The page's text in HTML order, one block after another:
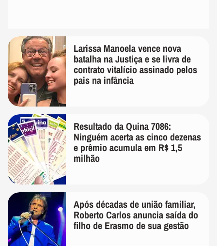
Larissa Manoela vence nova
batalha na Justiça e se livra de
contrato vitalício assinado pelos
pais na infância
Resultado da Quina 7086:
Ninguém acerta as cinco dezenas
e prêmio acumula em R$ 1,5
milhão
Após décadas de união familiar,
Roberto Carlos anuncia saída do
filho de Erasmo de sua gestão